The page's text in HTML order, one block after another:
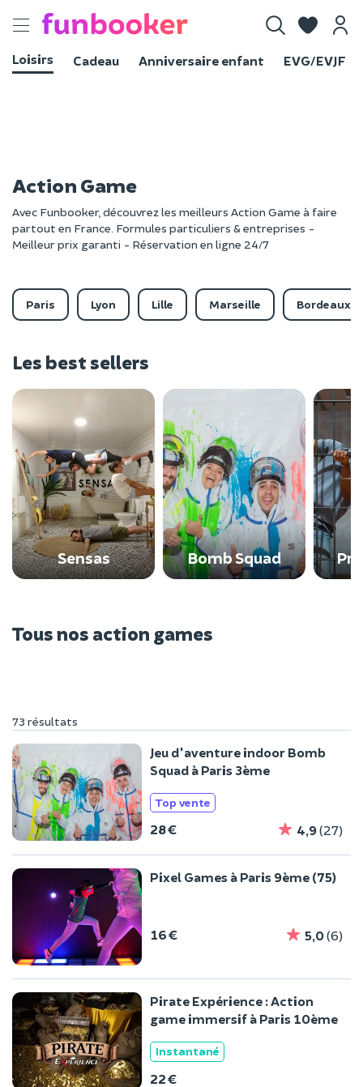
Toggle
Loisirs
Cadeau Anniversaire enfant EVG/EVJF
Action Game
Avec Funbooker, découvrez les meilleurs Action Game à faire
partout en France. Formules particuliers & entreprises -
Meilleur prix garanti - Réservation en ligne 24/7
Paris Lyon Lille Marseille Bordeaux
Les best sellers
Sensas Bomb Squad
Tous nos action games
73 résultats
Jeu d'aventure indoor Bomb
Squad à Paris 3ème
Top vente
28 € 4,9(27)
Pixel Games à Paris 9ème (75)
16 € 5,0(6)
Pirate Expérience : Action
game immersif à Paris 10ème
Instantané
22 €